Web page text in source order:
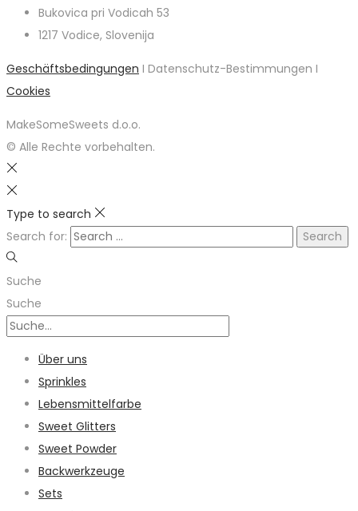
Bukovica pri Vodicah 53
1217 Vodice, Slovenija
Geschäftsbedingungen I Datenschutz-Bestimmungen I
Cookies
MakeSomeSweets d.o.o.
© Alle Rechte vorbehalten.
Type to search
Search for:
Suche
Suche
Über uns
Sprinkles
Lebensmittelfarbe
Sweet Glitters
Sweet Powder
Backwerkzeuge
Sets